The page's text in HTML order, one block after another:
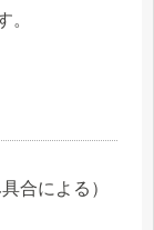
。
合による）